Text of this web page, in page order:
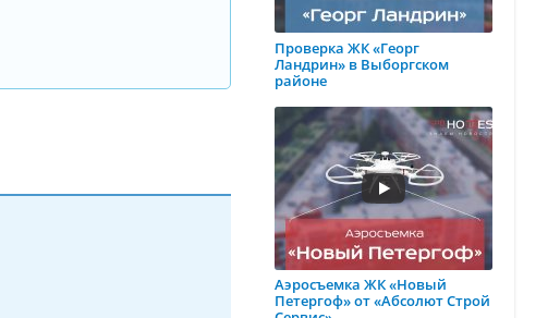
Проверка ЖК «Георг
Ландрин» в Выборгском
районе
Аэросъемка ЖК «Новый
Петергоф» от «Абсолют Строй